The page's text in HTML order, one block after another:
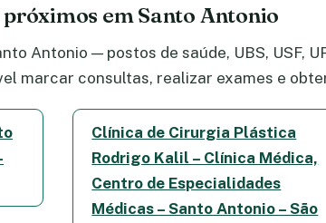
em Santo Antonio
Antonio — postos de saúde, UBS, USF,
marcar consultas, realizar exames e
Clínica de Cirurgia Plástica
Rodrigo Kalil – Clínica Médica,
Centro de Especialidades
Médicas – Santo Antonio – São